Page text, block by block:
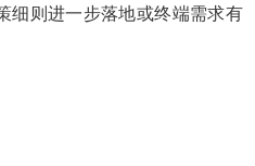
细则进一步落地或终端需求有